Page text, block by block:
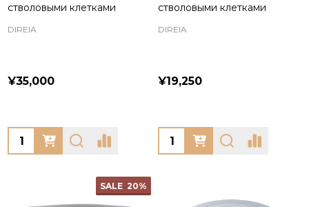
стволовыми клетками
DIREIA
¥35,000
Quantity:
стволовыми клетками
DIREIA
¥19,250
Quantity:
SALE 20%